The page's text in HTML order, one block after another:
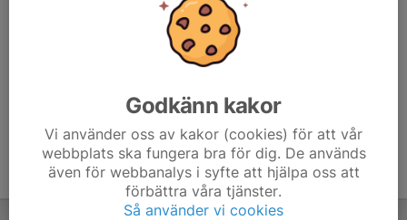
Godkänn kakor
Vi använder oss av kakor (cookies) för att vår
webbplats ska fungera bra för dig. De används
även för webbanalys i syfte att hjälpa oss att
förbättra våra tjänster.
Så använder vi cookies